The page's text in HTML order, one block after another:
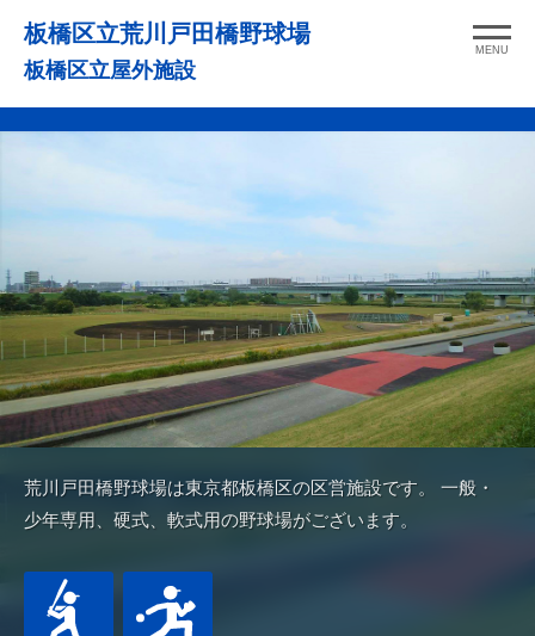
ッ
プ
板橋区立荒川戸田橋野球場
板橋区立屋外施設
MENU
荒川戸田橋野球場は東京都板橋区の区営施設です。 一般・
少年専用、硬式、軟式用の野球場がございます。